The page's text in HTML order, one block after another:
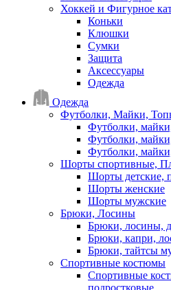
Хоккей и Фигурное
Коньки
Клюшки
Сумки
Защита
Аксессуары
Одежда
Одежда
Футболки, Майки,
Футболки,
Футболки,
Футболки,
Шорты спортивные,
Шорты детские,
Шорты женские
Шорты мужские
Брюки, Лосины
Брюки, лосины,
Брюки, капри,
Брюки, тайтсы
Спортивные костюмы
Спортивные